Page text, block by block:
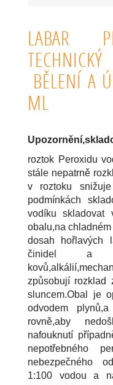
LABAR
BĚLENÍ A
ML
roztok Peroxidu
stále nepatrně
v roztoku
podmínkách
vodíku skladovat
obalu,na
dosah hořlavých
činidel a
způsobují rozklad
sluncem.Obal je
odvodem
rovně,aby
nafouknutí
nepotřebného
nebezpečného
1:100 vodou a